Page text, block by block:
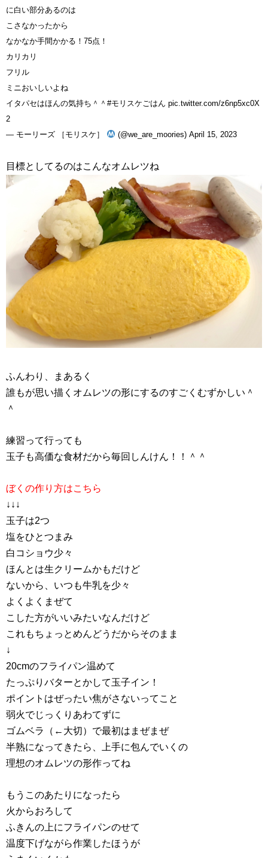
に白い部分あるのは
こさなかったから
なかなか手間かかる！75点！
カリカリ
フリル
ミニおいしいよね
イタパセはほんの気持ち＾＾ #モリスケごはん pic.twitter.com/z6np5xc0X
2
— モーリーズ ［モリスケ］
(@we_are_moories) April 15, 2023
目標としてるのはこんなオムレツね
ふんわり、まあるく
誰もが思い描くオムレツの形にするのすごくむずかしい＾
＾
練習って行っても
玉子も高価な食材だから毎回しんけん！！＾＾
ぼくの作り方はこちら
↓↓↓
玉子は2つ
塩をひとつまみ
白コショウ少々
ほんとは生クリームかもだけど
ないから、いつも牛乳を少々
よくよくまぜて
こした方がいいみたいなんだけど
これもちょっとめんどうだからそのまま
↓
20cmのフライパン温めて
たっぷりバターとかして玉子イン！
ポイントはぜったい焦がさないってこと
弱火でじっくりあわてずに
ゴムベラ（←大切）で最初はまぜまぜ
半熟になってきたら、上手に包んでいくの
理想のオムレツの形作ってね
もうこのあたりになったら
火からおろして
ふきんの上にフライパンのせて
温度下げながら作業したほうが